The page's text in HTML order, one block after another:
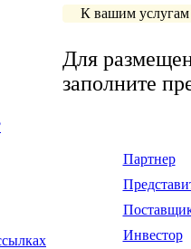
К вашим услугам
Для
заполните
Партнер
Инвестор